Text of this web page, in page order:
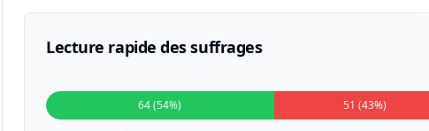
Lecture rapide des suffrages
64 (54%) 51 (43%)